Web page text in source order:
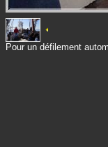
Pour un défilement